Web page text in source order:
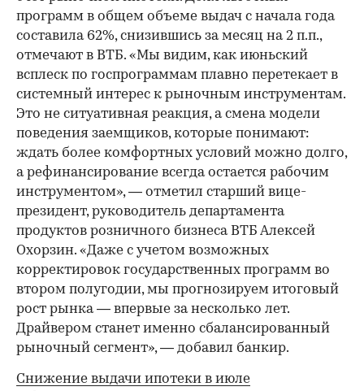
программ в общем объеме выдач с начала года
составила 62%, снизившись за месяц на 2 п.п.,
отмечают в ВТБ. «Мы видим, как июньский
всплеск по госпрограммам плавно перетекает в
системный интерес к рыночным инструментам.
Это не ситуативная реакция, а смена модели
поведения заемщиков, которые понимают:
ждать более комфортных условий можно долго,
а рефинансирование всегда остается рабочим
инструментом», — отметил старший вице-
президент, руководитель департамента
продуктов розничного бизнеса ВТБ Алексей
Охорзин. «Даже с учетом возможных
корректировок государственных программ во
втором полугодии, мы прогнозируем итоговый
рост рынка — впервые за несколько лет.
Драйвером станет именно сбалансированный
рыночный сегмент», — добавил банкир.
Снижение выдачи ипотеки в июле